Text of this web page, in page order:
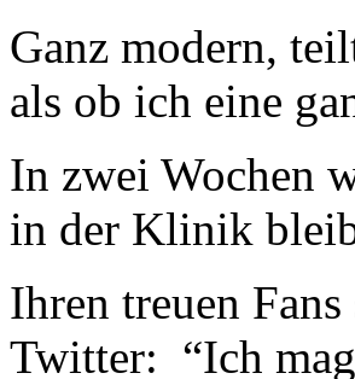
Ganz modern,
als ob ich eine
In zwei Wochen
in der Klinik
Ihren treuen
Twitter: “Ich